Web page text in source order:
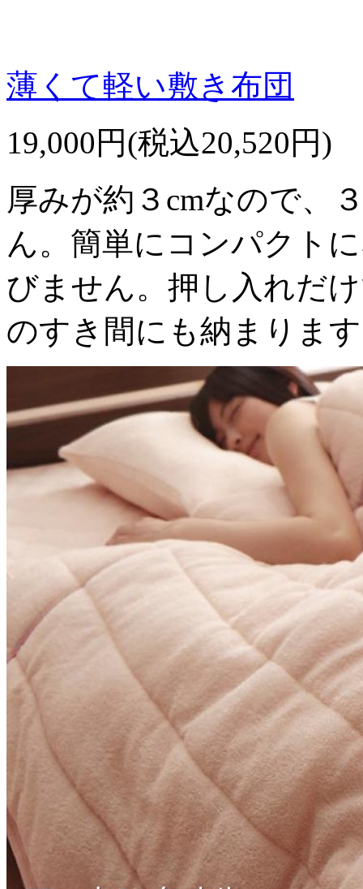
薄くて軽い敷き布団
19,000円(税込20,520円)
厚みが約３cmなので、
ん。簡単にコンパクト
びません。押し入れだ
のすき間にも納まりま